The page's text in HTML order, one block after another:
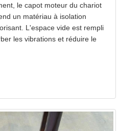
le capot moteur du chariot
un matériau à isolation
L'espace vide est rempli
les vibrations et réduire le